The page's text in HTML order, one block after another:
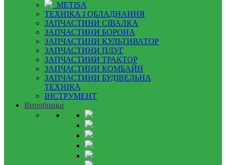
METISA
ТЕХНІКА І ОБЛАДНАННЯ
ЗАПЧАСТИНИ СІВАЛКА
ЗАПЧАСТИНИ БОРОНА
ЗАПЧАСТИНИ КУЛЬТИВАТОР
ЗАПЧАСТИНИ ПЛУГ
ЗАПЧАСТИНИ ТРАКТОР
ЗАПЧАСТИНИ КОМБАЙН
ЗАПЧАСТИНИ БУДІВЕЛЬНА
ТЕХНІКА
ІНСТРУМЕНТ
Виробники